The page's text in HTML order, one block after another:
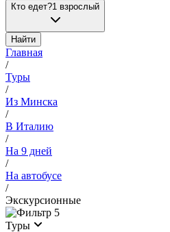
Кто едет?1 взрослый
Найти
Главная
/
Туры
/
Из Минска
/
В Италию
/
На 9 дней
/
На автобусе
/
Экскурсионные
5
Туры